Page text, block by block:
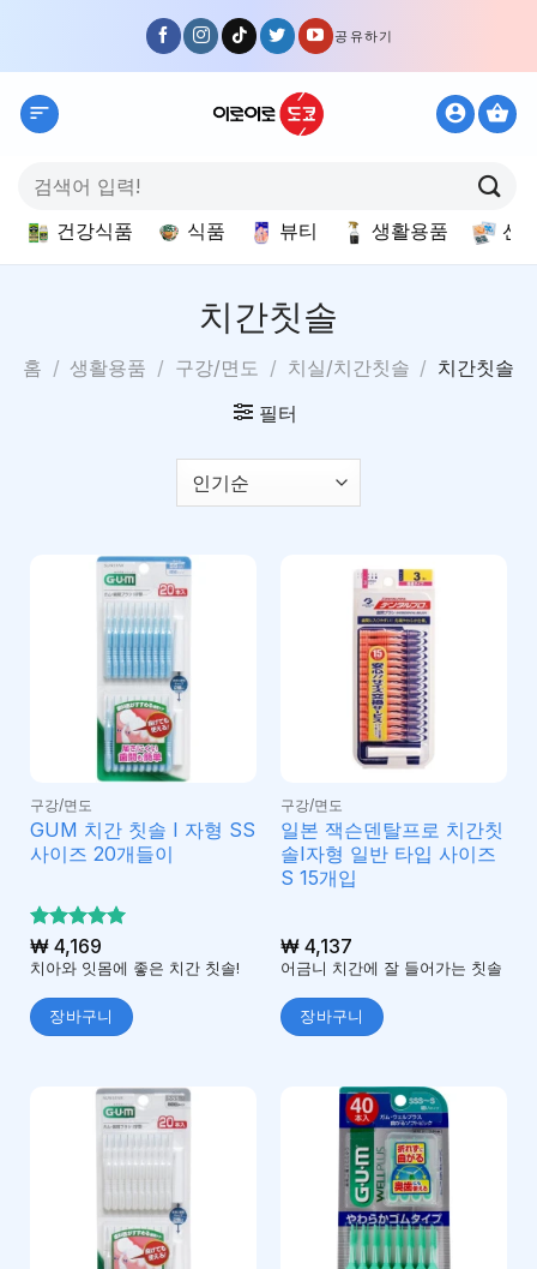
content
공유하기
색:
건강식품 식품 뷰티 생활용품 선
치간칫솔
홈 / 생활용품 / 구강/면도 / 치실/치간칫솔 / 치간칫솔
필터
구강/면도
GUM 치간 칫솔 I 자형 SS
사이즈 20개들이
5 중에서
5로 평가
₩4,169
치아와 잇몸에 좋은 치간 칫솔!
장바구니
구강/면도
일본 잭슨덴탈프로 치간칫
솔I자형 일반 타입 사이즈
S 15개입
₩4,137
어금니 치간에 잘 들어가는 칫솔
장바구니